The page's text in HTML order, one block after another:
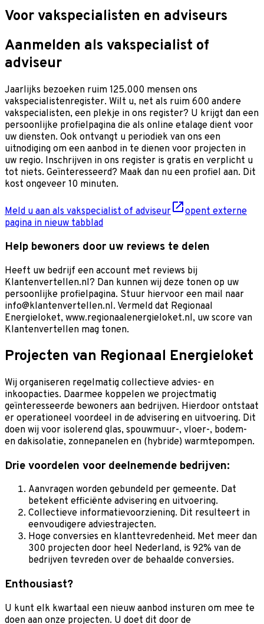
Voor vakspecialisten en adviseurs
Aanmelden als vakspecialist of
adviseur
Jaarlijks bezoeken ruim 125.000 mensen ons
vakspecialistenregister. Wilt u, net als ruim 600 andere
vakspecialisten, een plekje in ons register? U krijgt dan een
persoonlijke profielpagina die als online etalage dient voor
uw diensten. Ook ontvangt u periodiek van ons een
uitnodiging om een aanbod in te dienen voor projecten in
uw regio. Inschrijven in ons register is gratis en verplicht u
tot niets. Geïnteresseerd? Maak dan nu een profiel aan. Dit
kost ongeveer 10 minuten.
Meld u aan als vakspecialist of adviseur
opent externe
pagina in nieuw tabblad
Help bewoners door uw reviews te delen
Heeft uw bedrijf een account met reviews bij
Klantenvertellen.nl? Dan kunnen wij deze tonen op uw
persoonlijke profielpagina. Stuur hiervoor een mail naar
info@klantenvertellen.nl. Vermeld dat Regionaal
Energieloket, www.regionaalenergieloket.nl, uw score van
Klantenvertellen mag tonen.
Projecten van Regionaal Energieloket
Wij organiseren regelmatig collectieve advies- en
inkoopacties. Daarmee koppelen we projectmatig
geïnteresseerde bewoners aan bedrijven. Hierdoor ontstaat
er operationeel voordeel in de advisering en uitvoering. Dit
doen wij voor isolerend glas, spouwmuur-, vloer-, bodem-
en dakisolatie, zonnepanelen en (hybride) warmtepompen.
Drie voordelen voor deelnemende bedrijven:
Aanvragen worden gebundeld per gemeente. Dat
betekent efficiënte advisering en uitvoering.
Collectieve informatievoorziening. Dit resulteert in
eenvoudigere adviestrajecten.
Hoge conversies en klanttevredenheid. Met meer dan
300 projecten door heel Nederland, is 92% van de
bedrijven tevreden over de behaalde conversies.
Enthousiast?
U kunt elk kwartaal een nieuw aanbod insturen om mee te
doen aan onze projecten. U doet dit door de